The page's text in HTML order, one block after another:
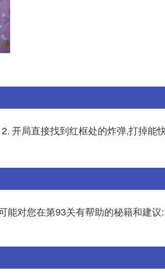
开局直接找到红框处的炸弹,打掉能
能对您在第93关有帮助的秘籍和建议